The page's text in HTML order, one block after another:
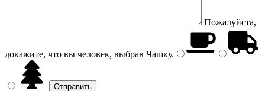
Пожалуйста,
докажите, что вы человек, выбрав Чашку.